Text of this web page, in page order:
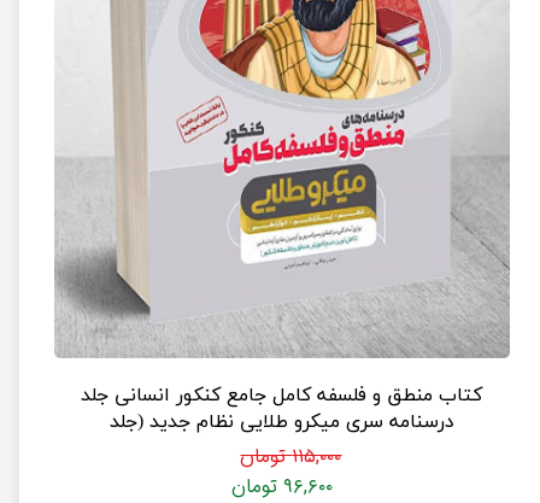
کتاب منطق و فلسفه کامل جامع کنکور انسانی جلد
درسنامه سری میکرو طلایی نظام جدید (جلد
درسنامه)۱۱۵,۰۰۰ تومان
۹۶,۶۰۰ تومان